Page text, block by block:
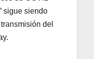
sigue siendo
del